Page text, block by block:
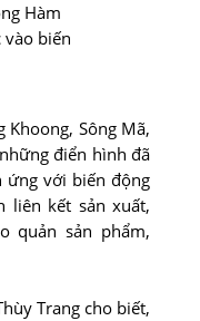
Hàm
vào biến
Khoong, Sông Mã,
điển hình đã
với biến động
liên kết sản xuất,
quản sản phẩm,
Trang cho biết,